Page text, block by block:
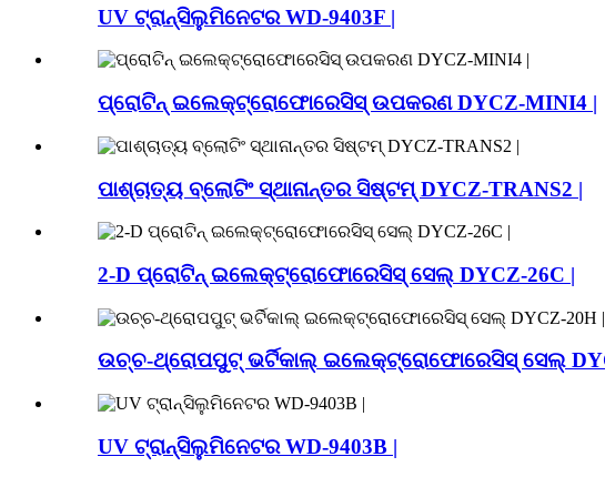
UV ଟ୍ରାନ୍ସିଲୁମିନେଟର WD-9403F |
ପ୍ରୋଟିନ୍ ଇଲେକ୍ଟ୍ରୋଫୋରେସିସ୍ ଉପକରଣ DYCZ-MINI4 |
ପାଶ୍ଚାତ୍ୟ ବ୍ଲୋଟିଂ ସ୍ଥାନାନ୍ତର ସିଷ୍ଟମ୍ DYCZ-TRANS2 |
2-D ପ୍ରୋଟିନ୍ ଇଲେକ୍ଟ୍ରୋଫୋରେସିସ୍ ସେଲ୍ DYCZ-26C |
ଉଚ୍ଚ-ଥ୍ରୋପପୁଟ୍ ଭର୍ଟିକାଲ୍ ଇଲେକ୍ଟ୍ରୋଫୋରେସିସ୍ ସେଲ୍
UV ଟ୍ରାନ୍ସିଲୁମିନେଟର WD-9403B |